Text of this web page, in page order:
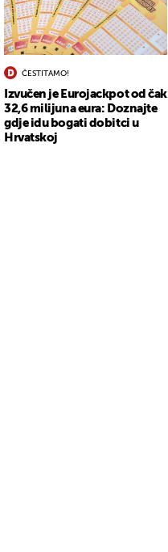
ČESTITAMO!
Izvučen je Eurojackpot od čak
32,6 milijuna eura: Doznajte
gdje idu bogati dobitci u
Hrvatskoj